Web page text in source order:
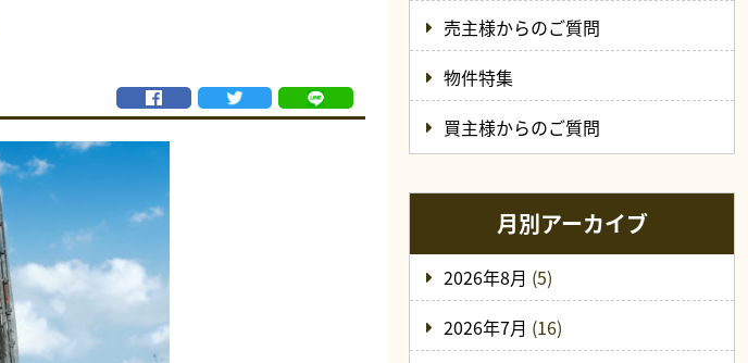
売主様からのご質問
物件特集
買主様からのご質問
月別アーカイブ
2026年8月 (5)
2026年7月 (16)